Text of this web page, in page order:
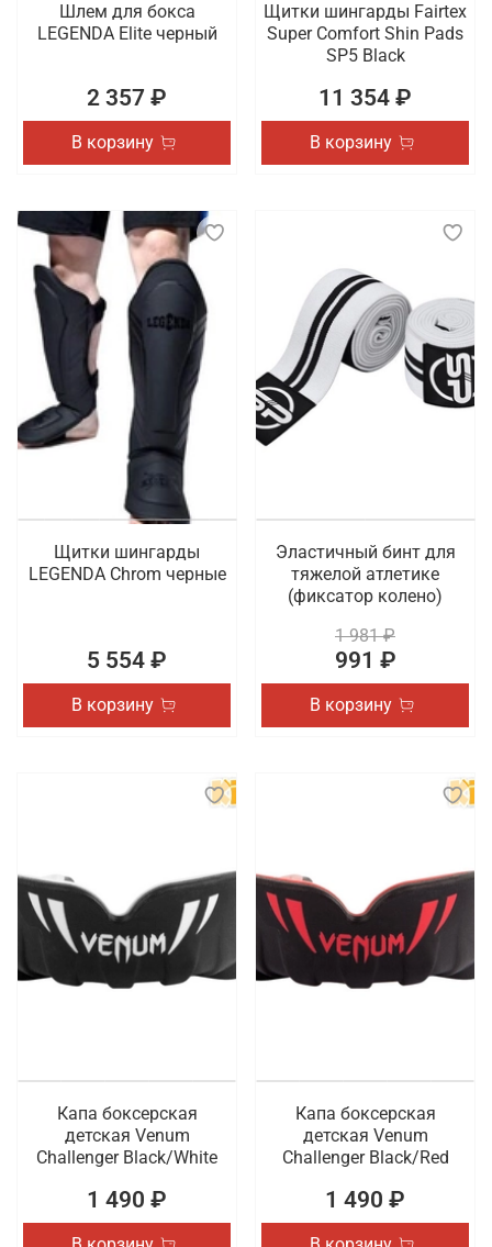
Шлем для бокса
LEGENDA Elite черный
2 357 ₽
В корзину
Щитки шингарды Fairtex
Super Comfort Shin Pads
SP5 Black
11 354 ₽
В корзину
Щитки шингарды
LEGENDA Chrom черные
5 554 ₽
В корзину
Эластичный бинт для
тяжелой атлетике
(фиксатор колено)
1 981 ₽
991 ₽
В корзину
Капа боксерская
детская Venum
Challenger Black/White
1 490 ₽
Капа боксерская
детская Venum
Challenger Black/Red
1 490 ₽